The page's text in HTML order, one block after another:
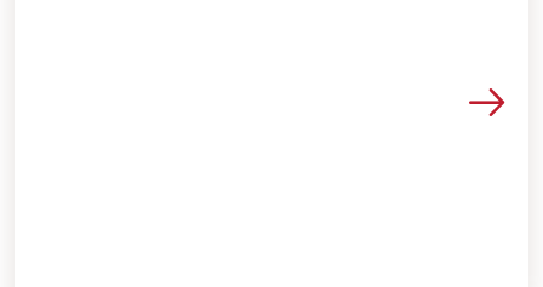
Voir les détails de la